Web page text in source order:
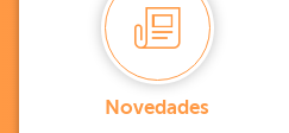
Novedades